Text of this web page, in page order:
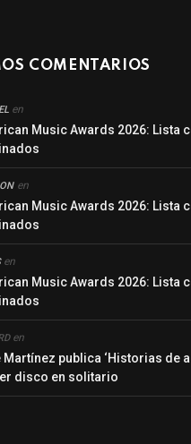
COMENTARIOS
en
Music Awards 2026: Lista
en
Music Awards 2026: Lista
en
Music Awards 2026: Lista
en
Martínez publica ‘Historias de
disco en solitario